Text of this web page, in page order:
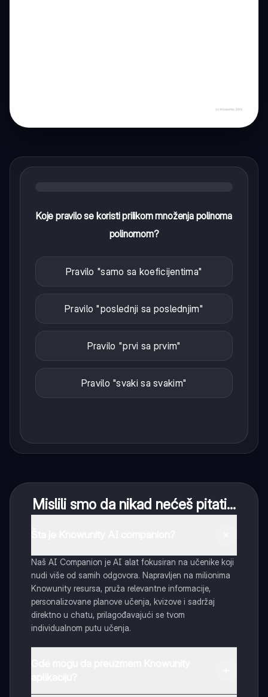
Koje pravilo se koristi prilikom množenja polinoma
polinomom?
Pravilo "samo sa koeficijentima"
Pravilo "poslednji sa poslednjim"
Pravilo "prvi sa prvim"
Pravilo "svaki sa svakim"
Mislili smo da nikad nećeš pitati...
Naš AI Companion je AI alat fokusiran na učenike koji
nudi više od samih odgovora. Napravljen na milionima
Knowunity resursa, pruža relevantne informacije,
personalizovane planove učenja, kvizove i sadržaj
direktno u chatu, prilagođavajući se tvom
individualnom putu učenja.